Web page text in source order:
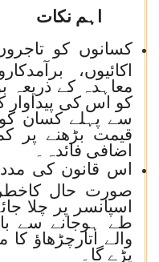
اہم نکات
کسانوں کو
اکائیوں،
معاہدہ کے
کو اس کی پیداوار
سے پہلے کسان
قیمت بڑھنے پر
اضافی فائدہ۔
اس قانون کی
صورت حال
اسپانسر پر چلا
طے ہوجانے سے
والے اتارچڑھاؤ
پڑے گا۔